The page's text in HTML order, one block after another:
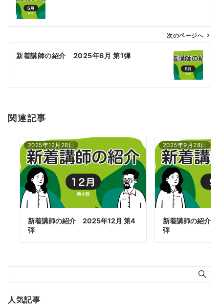
ビ
ン
次のページへ
新着講師の紹介 2025年6月 第1弾
関連記事
2025年12月28日
新着講師の紹介 2025年12月 第4
弾
2025年9月28日
新着講師の紹介
弾
人気記事